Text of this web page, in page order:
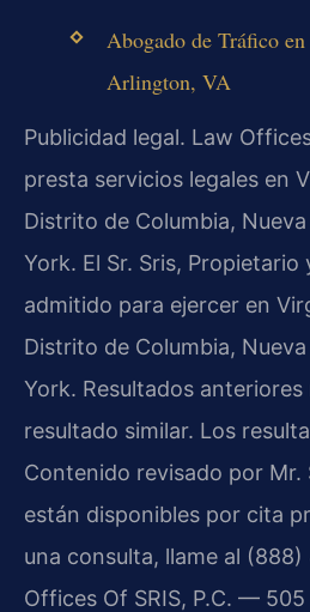
Abogado de Tráfico
Arlington, VA
Publicidad legal. Law
presta servicios legales en
Distrito de Columbia,
York. El Sr. Sris, Propietario
admitido para ejercer en
Distrito de Columbia,
York. Resultados
resultado similar. Los
Contenido revisado por Mr.
están disponibles por cita
una consulta, llame al (888)
Offices Of SRIS, P.C. —